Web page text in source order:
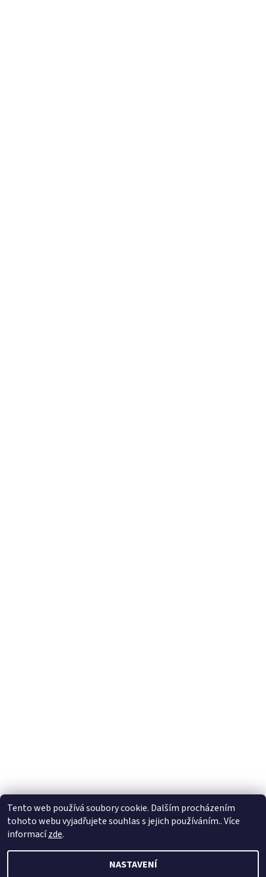
Tento web používá soubory cookie. Dalším procházením
tohoto webu vyjadřujete souhlas s jejich používáním.. Více
informacízde.
NASTAVENÍ